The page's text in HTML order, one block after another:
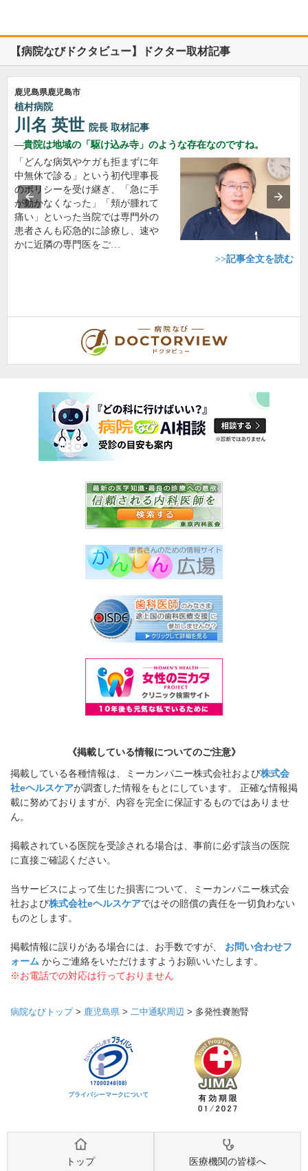
【病院なびドクタビュー】ドクター取材記事
鹿児島県鹿児島市
植村病院
川名 英世 院長 取材記事
貴院は地域の「駆け込み寺」のような存在なのですね。
「どんな病気やケガも拒まずに年
中無休で診る」という初代理事長
のポリシーを受け継ぎ、「急に手
が動かなくなった」「頬が腫れて
痛い」といった当院では専門外の
患者さんも応急的に診療し、速や
かに近隣の専門医をご…
>>記事全文を読む
《掲載している情報についてのご注意》
掲載している各種情報は、ミーカンパニー株式会社および株式会
社eヘルスケアが調査した情報をもとにしています。 正確な情報掲
載に努めておりますが、内容を完全に保証するものではありませ
ん。
掲載されている医院を受診される場合は、事前に必ず該当の医院
に直接ご確認ください。
当サービスによって生じた損害について、ミーカンパニー株式会
社および株式会社eヘルスケアではその賠償の責任を一切負わない
ものとします。
掲載情報に誤りがある場合には、お手数ですが、 お問い合わせフ
ォーム からご連絡をいただけますようお願いいたします。
※お電話での対応は行っておりません
病院なびトップ> 鹿児島県 > 二中通駅周辺 > 多発性嚢胞腎
プライバシーマークについて
トップ 医療機関の皆様へ